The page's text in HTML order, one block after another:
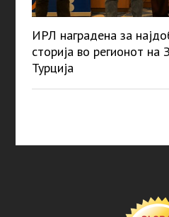
ИРЛ наградена за
сторија во регионот на
Турција